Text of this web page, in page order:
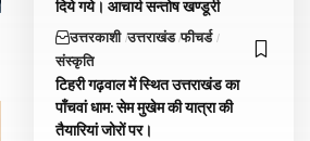
दिये गये। आचार्य सन्तोष खण्डूरी
उत्तरकाशी उत्तराखंड फीचर्ड
संस्कृति
टिहरी गढ़वाल में स्थित उत्तराखंड का
पाँचवां धाम: सेम मुखेम की यात्रा की
तैयारियां जोरों पर।